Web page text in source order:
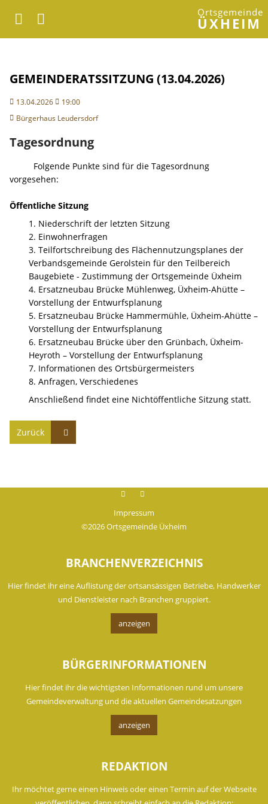
Ortsgemeinde
ÜXHEIM
GEMEINDERATSSITZUNG (13.04.2026)
13.04.2026
19:00
Bürgerhaus Leudersdorf
Tagesordnung
Folgende Punkte sind für die Tagesordnung
vorgesehen:
Öffentliche Sitzung
1. Niederschrift der letzten Sitzung
2. Einwohnerfragen
3. Teilfortschreibung des Flächennutzungsplanes der
Verbandsgemeinde Gerolstein für den Teilbereich
Baugebiete - Zustimmung der Ortsgemeinde Üxheim
4. Ersatzneubau Brücke Mühlenweg, Üxheim-Ahütte –
Vorstellung der Entwurfsplanung
5. Ersatzneubau Brücke Hammermühle, Üxheim-Ahütte –
Vorstellung der Entwurfsplanung
6. Ersatzneubau Brücke über den Grünbach, Üxheim-
Heyroth – Vorstellung der Entwurfsplanung
7. Informationen des Ortsbürgermeisters
8. Anfragen, Verschiedenes
Anschließend findet eine Nichtöffentliche Sitzung statt.
Zurück
Facebookinstagram
Impressum
©2026 Ortsgemeinde Üxheim
BRANCHENVERZEICHNIS
Hier findet ihr eine Auflistung der ortsansässigen Betriebe, Handwerker
und Dienstleister nach Branchen gruppiert.
anzeigen
BÜRGERINFORMATIONEN
Hier findet ihr die wichtigsten Informationen rund um unsere
Gemeindeverwaltung und die aktuellen Gemeindesatzungen
anzeigen
REDAKTION
Ihr möchtet gerne einen Hinweis oder einen Termin auf der Webseite